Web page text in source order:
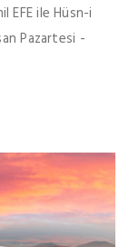
EFE ile Hüsn-i
Pazartesi -